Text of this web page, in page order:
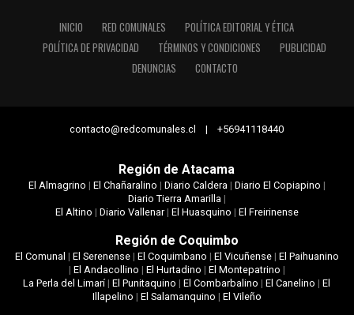
INICIO RED COMUNALES
POLÍTICA EDITORIAL Y ÉTICA
POLÍTICA DE PRIVACIDAD
TÉRMINOS Y CONDICIONES
PUBLICIDAD
DENUNCIAS
CONTACTO
contacto@redcomunales.cl | +56941118440
Región de Atacama
El Almagrino | El Chañaralino | Diario Caldera | Diario El Copiapino |
Diario Tierra Amarilla |
El Altino | Diario Vallenar| El Huasquino | El Freirinense
Región de Coquimbo
El Comunal | El Serenense| El Coquimbano | El Vicuñense| El Paihuanino
| El Andacollino | El Hurtadino | El Montepatrino |
La Perla del Limarí|El Punitaquino |El Combarbalino |El Canelino |El
Illapelino | El Salamanquino | El Vileño